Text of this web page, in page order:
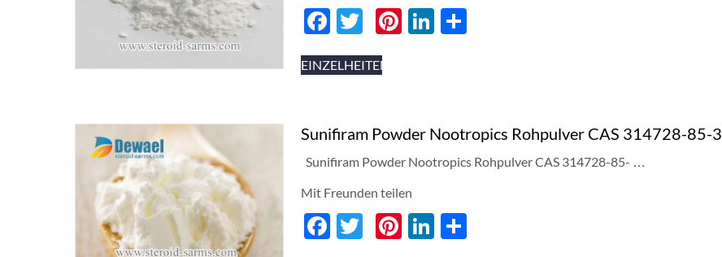
Facebook
Twitter
Pinterest
LinkedIn
EINZELHEITEN
Sunifiram Powder Nootropics Rohpulver CAS 314728-85-3
Sunifiram Powder Nootropics Rohpulver CAS 314728-85- …
Mit Freunden teilen
Facebook
Twitter
Pinterest
LinkedIn